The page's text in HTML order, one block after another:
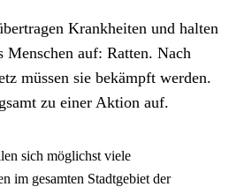
Krankheiten und halten
Menschen auf: Ratten. Nach
müssen sie bekämpft werden.
zu einer Aktion auf.
sich möglichst viele
im gesamten Stadtgebiet der